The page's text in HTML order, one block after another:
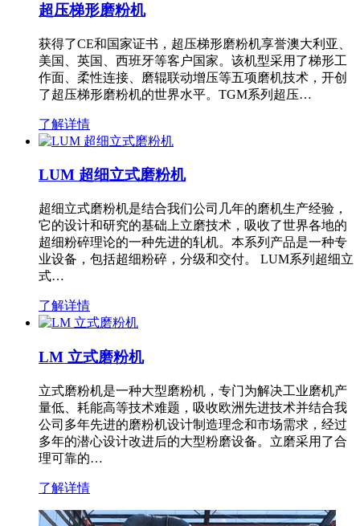
超压梯形磨粉机
获得了CE和国家证书，超压梯形磨粉机享誉澳大利亚、
美国、英国、西班牙等客户国家。该机型采用了梯形工
作面、柔性连接、磨辊联动增压等五项磨机技术，开创
了超压梯形磨粉机的世界水平。TGM系列超压…
了解详情
LUM 超细立式磨粉机
超细立式磨粉机是结合我们公司几年的磨机生产经验，
它的设计和研究的基础上立磨技术，吸收了世界各地的
超细粉碎理论的一种先进的轧机。本系列产品是一种专
业设备，包括超细粉碎，分级和交付。 LUM系列超细立
式…
了解详情
LM 立式磨粉机
立式磨粉机是一种大型磨粉机，专门为解决工业磨机产
量低、耗能高等技术难题，吸收欧洲先进技术并结合我
公司多年先进的磨粉机设计制造理念和市场需求，经过
多年的潜心设计改进后的大型粉磨设备。立磨采用了合
理可靠的…
了解详情